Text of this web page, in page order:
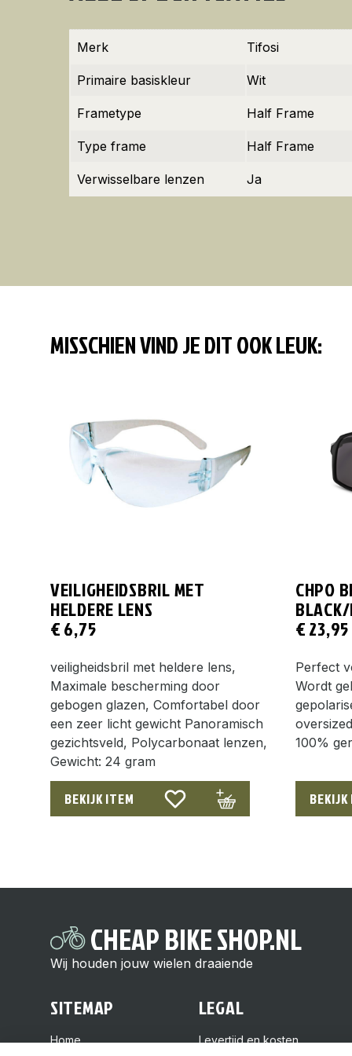
Merk Tifosi
Primaire basiskleur Wit
Frametype Half Frame
Type frame Half Frame
Verwisselbare lenzen Ja
MISSCHIEN VIND JE DIT OOK LEUK:
VEILIGHEIDSBRIL MET
HELDERE LENS
€6,75
veiligheidsbril met heldere lens,
Maximale bescherming door
gebogen glazen, Comfortabel door
een zeer licht gewicht Panoramisch
gezichtsveld, Polycarbonaat lenzen,
Gewicht: 24 gram
BEKIJK ITEM
CHPO
€23,95
Perfect
Wordt
100%
CHEAP BIKE SHOP.NL
Wij houden jouw wielen draaiende
SITEMAP
Home
LEGAL
Levertijd en kosten